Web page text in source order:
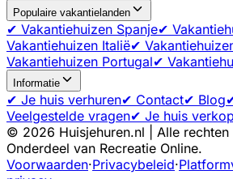
Populaire vakantielanden
✔ Vakantiehuizen Spanje✔
Vakantiehuizen Italië✔
Vakantiehuizen Portugal✔
Informatie
✔ Je huis verhuren✔ Contact✔ Blog
Veelgestelde vragen✔ Je huis
© 2026 Huisjehuren.nl | Alle rechten
Onderdeel van Recreatie Online.
Voorwaarden·Privacybeleid·